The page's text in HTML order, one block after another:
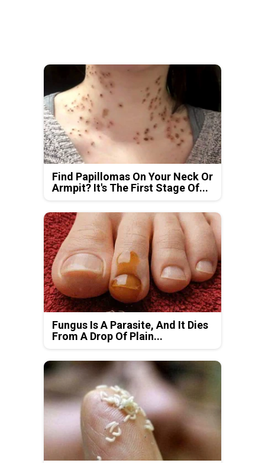
Find Papillomas On Your Neck Or
Armpit? It's The First Stage Of...
Fungus Is A Parasite, And It Dies
From A Drop Of Plain...